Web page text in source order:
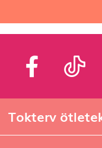
Tokterv